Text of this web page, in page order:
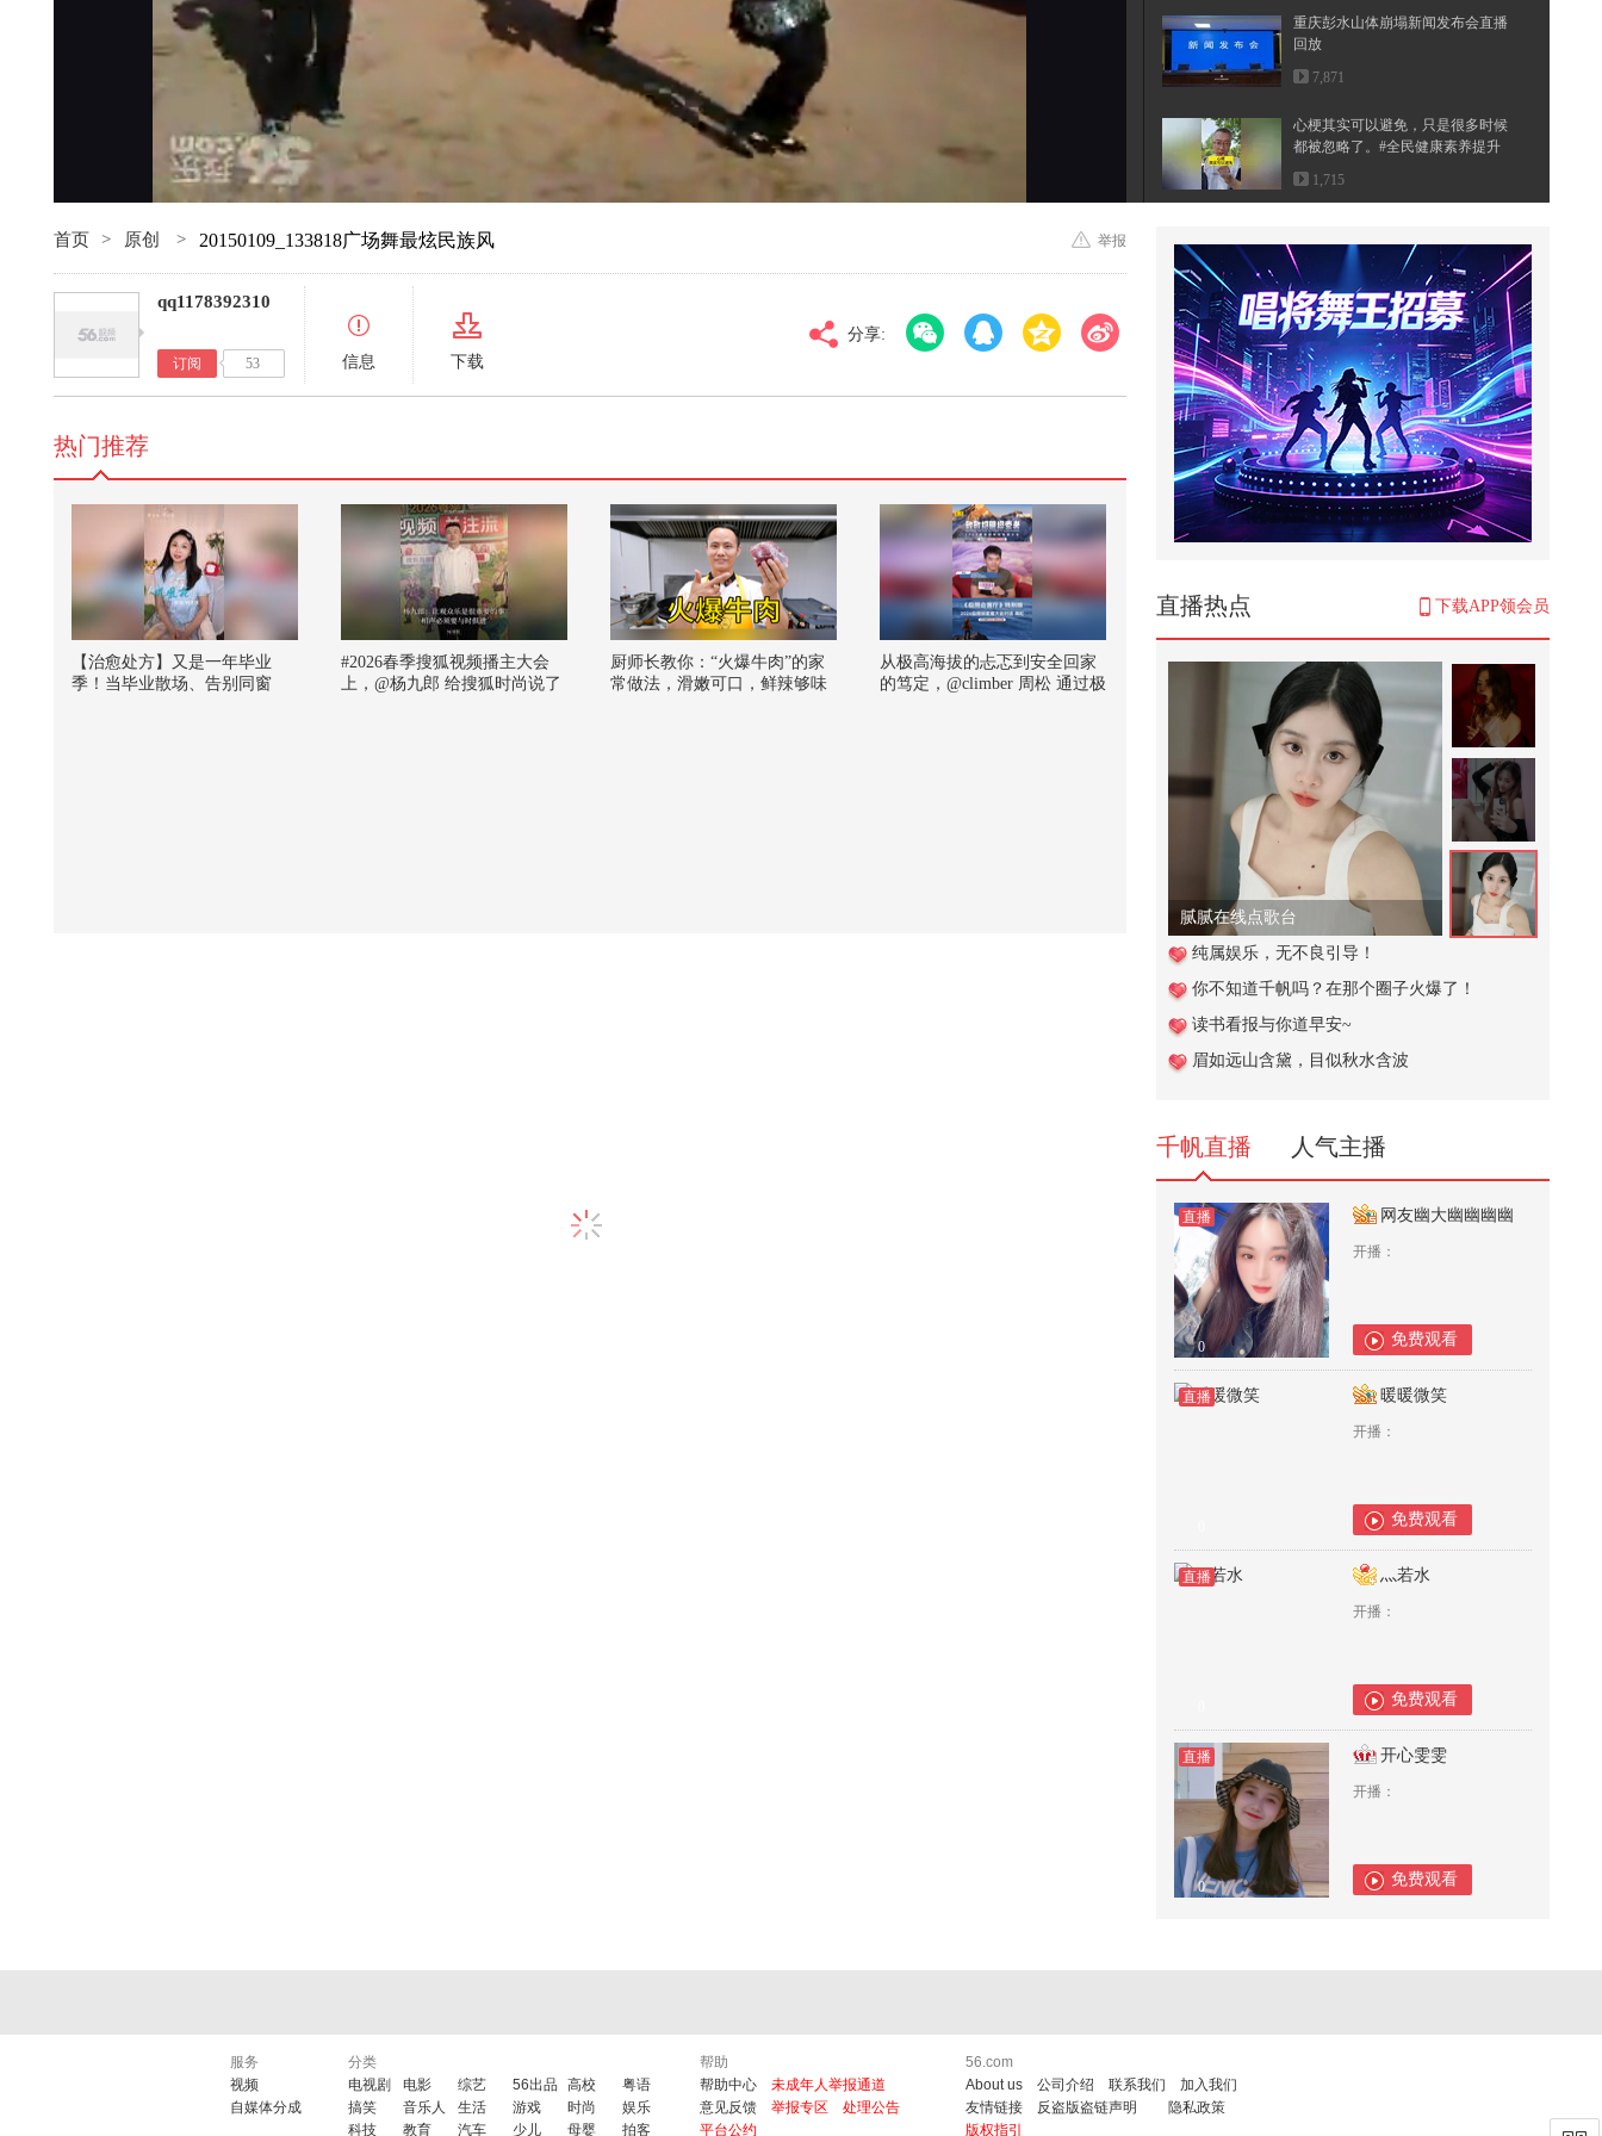
标清
对比度 100
重庆彭水山体崩塌新闻发布会直播
回放
7,871
心梗其实可以避免，只是很多时候
都被忽略了。#全民健康素养提升
@...
1,715
张朝阳 @小狐 @80后小芳 @搞笑
狐
1,072
谁这么没素质，送我一瓶可乐！@
搜狐体育 @摄影小乐 @小申小申
@郭...
1,342
萌娃日常趣味生活合集
2,237
奔赴少年CIIU空降狐厂开启浪漫盛
你以为没事，其实是肝脏在呼救！
#健康#科普 @搜狐视频官方小助手
@...
1,415
【春关登岛打卡Day11】 【春关倒
计时】这是我最后一次catchcatch
@...
11,112
孩子吃荔枝会进ICU？@关凌 @付
虹医生 @妇产科王贵芳医生 @皮肤
科周...
10,202
活力满满的课堂！bb班的课堂vlog:
#2026春季搜狐视频关注流大会 但
行好事，莫问前程。# 正能量
首页 > 原创 > 20150109_133818广场舞最炫民族风 举报
qq1178392310
订阅 53 信息 下载
分享:
直播热点 下载APP领会员
腻腻在线点歌台
纯属娱乐，无不良引导！
你不知道千帆吗？在那个圈子火爆了！
读书看报与你道早安~
眉如远山含黛，目似秋水含波
千帆直播 人气主播
直播
0
网友幽大幽幽幽幽
开播：
免费观看
直播 暖暖微笑
开播：
免费观看
直播 灬若水
开播：
免费观看
直播
0
开心雯雯
开播：
免费观看
热门推荐
【治愈处方】又是一年毕业
季！当毕业散场、告别同窗
#2026春季搜狐视频播主大会
上，@杨九郎 给搜狐时尚说了
厨师长教你：“火爆牛肉”的家
常做法，滑嫩可口，鲜辣够味
从极高海拔的忐忑到安全回家
的笃定，@climber 周松 通过极
服务
视频
自媒体分成
分类
电视剧
电影 综艺 56出品 高校
粤语
搞笑
音乐人 生活 游戏 时尚
娱乐
科技
教育 汽车 少儿 母婴 拍客
帮助
帮助中心
未成年人举报通道
意见反馈
举报专区
处理公告
平台公约
56.com
About us
公司介绍 联系我们
加入我们
友情链接
反盗版盗链声明
隐私政策
版权指引